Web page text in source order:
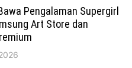
Pengalaman Supergirl
Art Store dan